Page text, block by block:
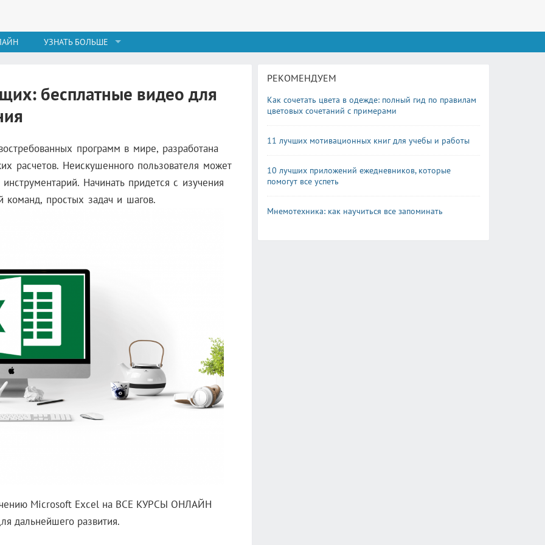
УЗНАТЬ БОЛЬШЕ
бесплатные видео для
программ в мире, разработана
расчетов. Неискушенного пользователя может
Начинать придется с изучения
простых задач и шагов.
Microsoft Excel на ВСЕ КУРСЫ ОНЛАЙН
дальнейшего развития.
РЕКОМЕНДУЕМ
Как сочетать цвета в одежде: полный гид по правилам
цветовых сочетаний с примерами
11 лучших мотивационных книг для учебы и работы
10 лучших приложений ежедневников, которые
помогут все успеть
Мнемотехника: как научиться все запоминать